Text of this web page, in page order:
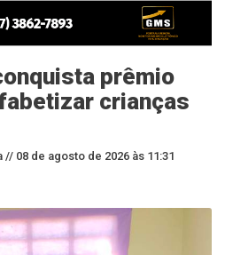
prêmio
crianças
// 08 de agosto de 2026 às 11:31